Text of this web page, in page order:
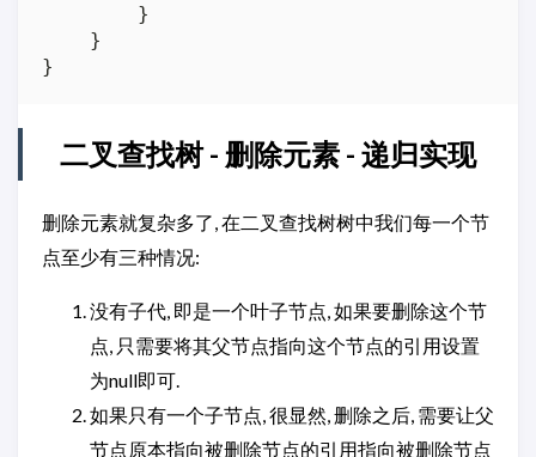
        }
    }
二叉查找树 - 删除元素 - 递归实现
删除元素就复杂多了, 在二叉查找树树中我们每一个节
点至少有三种情况:
没有子代, 即是一个叶子节点, 如果要删除这个节
点, 只需要将其父节点指向这个节点的引用设置
为null即可.
如果只有一个子节点, 很显然, 删除之后, 需要让父
节点原本指向被删除节点的引用指向被删除节点